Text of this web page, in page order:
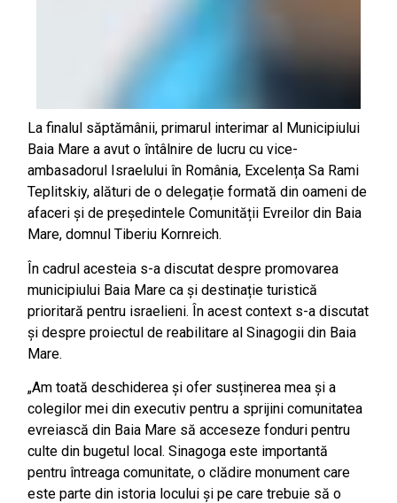
La finalul săptămânii, primarul interimar al Municipiului
Baia Mare a avut o întâlnire de lucru cu vice-
ambasadorul Israelului în România, Excelența Sa Rami
Teplitskiy, alături de o delegație formată din oameni de
afaceri și de președintele Comunității Evreilor din Baia
Mare, domnul Tiberiu Kornreich.
În cadrul acesteia s-a discutat despre promovarea
municipiului Baia Mare ca și destinație turistică
prioritară pentru israelieni. În acest context s-a discutat
și despre proiectul de reabilitare al Sinagogii din Baia
Mare.
„Am toată deschiderea și ofer susținerea mea și a
colegilor mei din executiv pentru a sprijini comunitatea
evreiască din Baia Mare să acceseze fonduri pentru
culte din bugetul local. Sinagoga este importantă
pentru întreaga comunitate, o clădire monument care
este parte din istoria locului și pe care trebuie să o